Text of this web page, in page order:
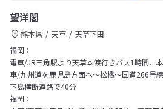
望洋閣
熊本県 天草
天草下田
福岡：
電車/JR三角駅より天草本渡行きバス1時間、
車/九州道を鹿児島方面へ～松橋～国道266号
下島横断道路で40分
福岡：